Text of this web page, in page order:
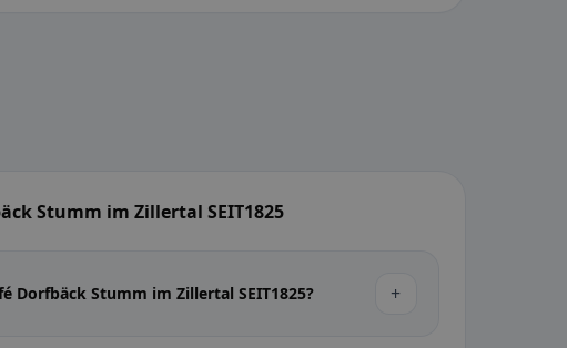
Stumm im Zillertal SEIT1825
Dorfbäck Stumm im Zillertal SEIT1825? +